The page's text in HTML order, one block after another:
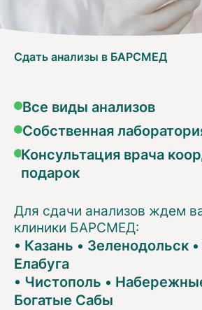
Сдать анализы в БАРСМЕД
Все виды анализов
Собственная
Консультация врача
подарок
Для сдачи анализов ждем
клиники БАРСМЕД:
• Казань • Зеленодольск •
Елабуга
• Чистополь •
Богатые Сабы